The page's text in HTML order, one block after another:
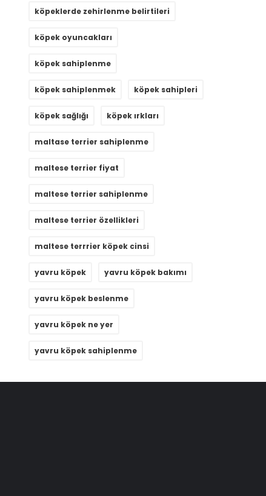
köpeklerde zehirlenme belirtileri
köpek oyuncakları
köpek sahiplenme
köpek sahiplenmek köpek sahipleri
köpek sağlığı köpek ırkları
maltase terrier sahiplenme
maltese terrier fiyat
maltese terrier sahiplenme
maltese terrier özellikleri
maltese terrrier köpek cinsi
yavru köpek yavru köpek bakımı
yavru köpek beslenme
yavru köpek ne yer
yavru köpek sahiplenme